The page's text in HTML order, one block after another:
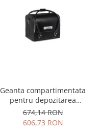
Geanta compartimentata
pentru depozitarea
produselor de machiaj
674,14 RON
606,73 RON